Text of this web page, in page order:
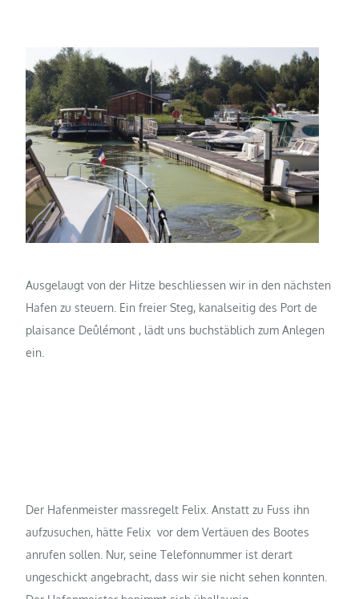
Ausgelaugt von der Hitze beschliessen wir in den nächsten
Hafen zu steuern. Ein freier Steg, kanalseitig des Port de
plaisance Deûlémont , lädt uns buchstäblich zum Anlegen
ein.
Der Hafenmeister massregelt Felix. Anstatt zu Fuss ihn
aufzusuchen, hätte Felix vor dem Vertäuen des Bootes
anrufen sollen. Nur, seine Telefonnummer ist derart
ungeschickt angebracht, dass wir sie nicht sehen konnten.